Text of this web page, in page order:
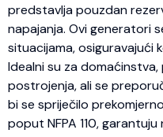
predstavlja pouzdan
napajanja. Ovi generatori
situacijama, osiguravajući
Idealni su za
postrojenja, ali se
bi se spriječilo
poput NFPA 110,